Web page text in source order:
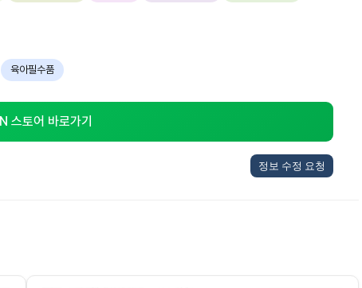
육아필수품
N 스토어 바로가기
정보 수정 요청